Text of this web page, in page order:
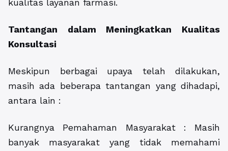
kualitas layanan farmasi.
Tantangan dalam Meningkatkan Kualitas
Konsultasi
Meskipun berbagai upaya telah dilakukan,
masih ada beberapa tantangan yang dihadapi,
antara lain :
Kurangnya Pemahaman Masyarakat : Masih
banyak masyarakat yang tidak memahami